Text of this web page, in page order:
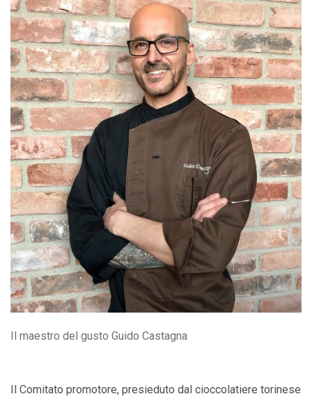
Il maestro del gusto Guido Castagna
Il Comitato promotore, presieduto dal cioccolatiere torinese